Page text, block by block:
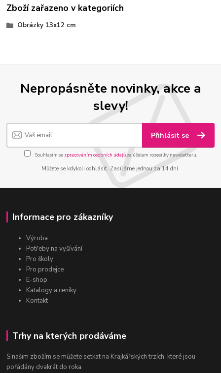
Zboží zařazeno v kategoriích
Obrázky 13x12 cm
Nepropásněte novinky, akce a
slevy!
Přihlásit se
Souhlasím se zpracováním osobních údajůza účelem rozesílky newsletteru.
Můžete se kdykoli odhlásit. Zasíláme jednou za 14 dní.
Informace pro zákazníky
Výroba
Potřeby na vyšívání
Pro školy
Pro prodejce
E-shop
Katalogy a ceníky
Kontakt
Trhy na kterých prodáváme
S našim zbožím se můžete setkat na Krajkářských trzích, které jsou
pořádány dvakrát do roka.